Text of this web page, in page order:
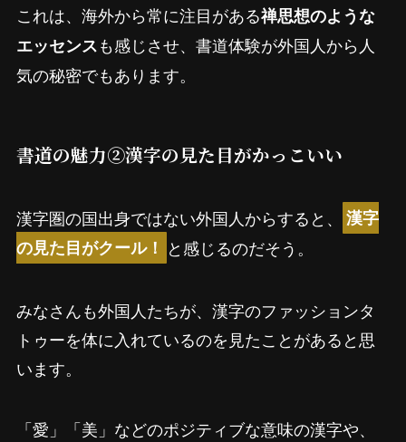
これは、海外から常に注目がある禅思想のような
エッセンスも感じさせ、書道体験が外国人から人
気の秘密でもあります。
書道の魅力②漢字の見た目がかっこいい
漢字圏の国出身ではない外国人からすると、
漢字
の見た目がクール！ と感じるのだそう。
みなさんも外国人たちが、漢字のファッションタ
トゥーを体に入れているのを見たことがあると思
います。
「愛」「美」などのポジティブな意味の漢字や、